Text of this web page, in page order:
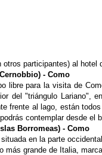
participantes) al
- Como
libre para la visita de
del "triángulo Lariano",
frente al lago, están
podrás contemplar desde el
Borromeas) - Como
en la parte
grande de Italia,